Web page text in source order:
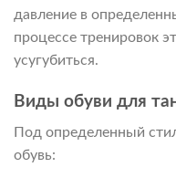
давление в
процессе тренировок
усугубиться.
Виды обуви для
Под определенный
обувь: